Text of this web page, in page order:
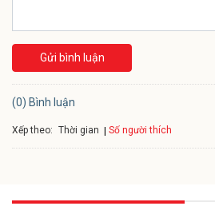
Gửi bình luận
(0) Bình luận
Xếp theo: Thời gian Số người thích